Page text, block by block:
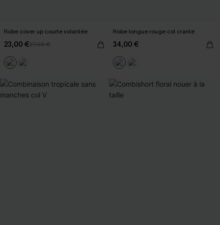
Robe cover up courte volantée
23,00 €27,00 €
Robe longue rouge col cranté
34,00 €